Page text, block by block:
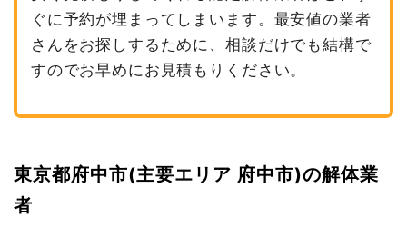
ぐに予約が埋まってしまいます。最安値の業者
さんをお探しするために、相談だけでも結構で
すのでお早めにお見積もりください。
東京都府中市(主要エリア 府中市)の解体業
者